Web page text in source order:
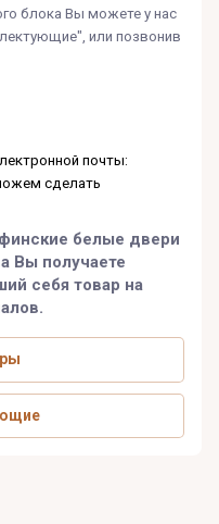
блока Вы можете у нас
или позвонив
почты:
сделать
белые двери
Вы получаете
себя товар на